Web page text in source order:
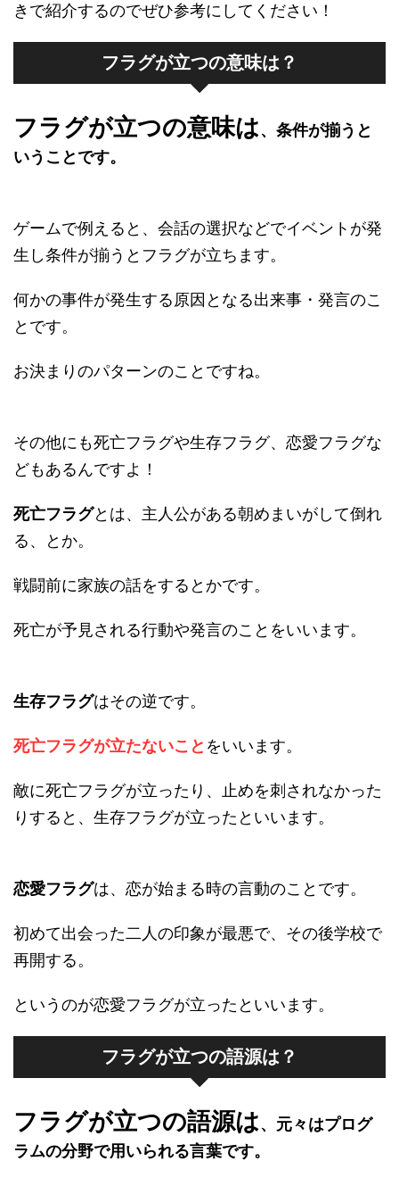
きで紹介するのでぜひ参考にしてください！
フラグが立つの意味は？
フラグが立つの意味は、条件が揃うと
いうことです。
ゲームで例えると、会話の選択などでイベントが発
生し条件が揃うとフラグが立ちます。
何かの事件が発生する原因となる出来事・発言のこ
とです。
お決まりのパターンのことですね。
その他にも死亡フラグや生存フラグ、恋愛フラグな
どもあるんですよ！
死亡フラグとは、主人公がある朝めまいがして倒れ
る、とか。
戦闘前に家族の話をするとかです。
死亡が予見される行動や発言のことをいいます。
生存フラグはその逆です。
死亡フラグが立たないこと をいいます。
敵に死亡フラグが立ったり、止めを刺されなかった
りすると、生存フラグが立ったといいます。
恋愛フラグは、恋が始まる時の言動のことです。
初めて出会った二人の印象が最悪で、その後学校で
再開する。
というのが恋愛フラグが立ったといいます。
フラグが立つの語源は？
フラグが立つの語源は、元々はプログ
ラムの分野で用いられる言葉です。